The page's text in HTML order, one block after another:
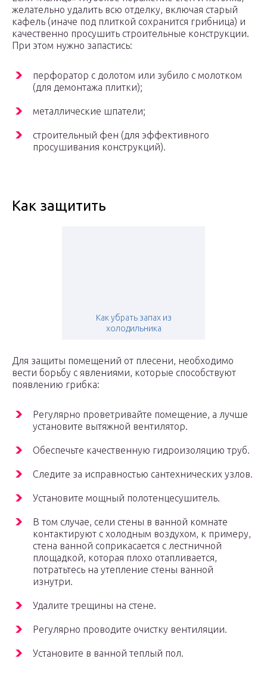
желательно удалить всю отделку, включая старый
кафель (иначе под плиткой сохранится грибница) и
качественно просушить строительные конструкции.
При этом нужно запастись:
перфоратор с долотом или зубило с молотком
(для демонтажа плитки);
металлические шпатели;
строительный фен (для эффективного
просушивания конструкций).
Как защитить
Как убрать запах из
холодильника
Для защиты помещений от плесени, необходимо
вести борьбу с явлениями, которые способствуют
появлению грибка:
Регулярно проветривайте помещение, а лучше
установите вытяжной вентилятор.
Обеспечьте качественную гидроизоляцию труб.
Следите за исправностью сантехнических узлов.
Установите мощный полотенцесушитель.
В том случае, сели стены в ванной комнате
контактируют с холодным воздухом, к примеру,
стена ванной соприкасается с лестничной
площадкой, которая плохо отапливается,
потратьтесь на утепление стены ванной
изнутри.
Удалите трещины на стене.
Регулярно проводите очистку вентиляции.
Установите в ванной теплый пол.